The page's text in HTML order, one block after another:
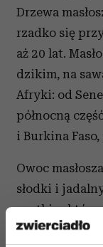
Drzewa
rzadko się
aż 20 lat.
dzikim, na
Afryki: od
północną
i Burkina
Owoc
słodki i
pestki, z
karité lub